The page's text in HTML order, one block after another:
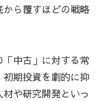
ら覆すほどの戦略
中古」に対する常
期投資を劇的に抑
や研究開発といっ